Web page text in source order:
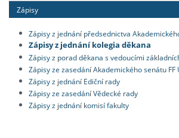
Zápisy
Zápisy z jednání předsednictva
Zápisy z jednání kolegia děkana
Zápisy z porad děkana s vedoucími
Zápisy ze zasedání Akademického senátu FF
Zápisy z jednání Ediční rady
Zápisy ze zasedání Vědecké rady
Zápisy z jednání komisí fakulty